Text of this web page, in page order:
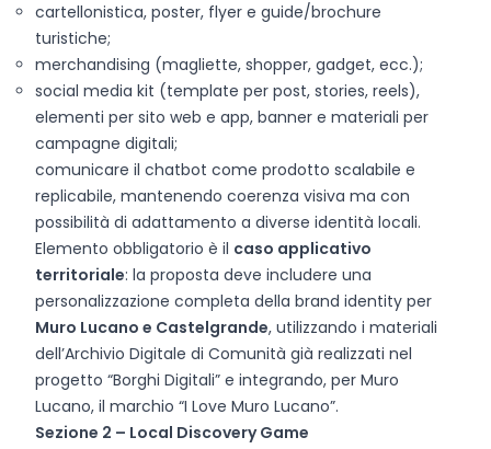
cartellonistica, poster, flyer e guide/brochure
turistiche;
merchandising (magliette, shopper, gadget, ecc.);
social media kit (template per post, stories, reels),
elementi per sito web e app, banner e materiali per
campagne digitali;
comunicare il chatbot come prodotto scalabile e
replicabile, mantenendo coerenza visiva ma con
possibilità di adattamento a diverse identità locali.
Elemento obbligatorio è il caso applicativo
territoriale: la proposta deve includere una
personalizzazione completa della brand identity per
Muro Lucano e Castelgrande, utilizzando i materiali
dell’Archivio Digitale di Comunità già realizzati nel
progetto “Borghi Digitali” e integrando, per Muro
Lucano, il marchio “I Love Muro Lucano”.
Sezione 2 – Local Discovery Game